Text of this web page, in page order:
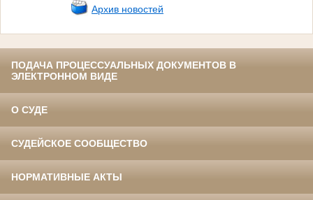
Архив новостей
ПОДАЧА ПРОЦЕССУАЛЬНЫХ ДОКУМЕНТОВ В
ЭЛЕКТРОННОМ ВИДЕ
О СУДЕ
СУДЕЙСКОЕ СООБЩЕСТВО
НОРМАТИВНЫЕ АКТЫ